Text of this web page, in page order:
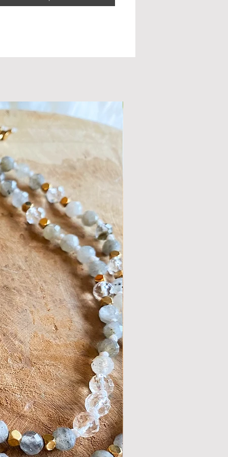
ander en dat gaat je dan weer
evenwicht te brengen in je
je gedachten en prikkels te helpen
en stabiliteit.